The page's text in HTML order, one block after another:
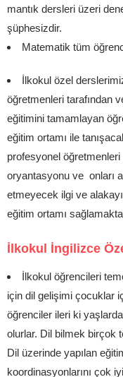
mantık dersleri üzeri
şüphesizdir.
Matematik tüm
İlkokul özel
öğretmenleri tarafından
eğitimini tamamlayan
eğitim ortamı ile
profesyonel
oryantasyonu ve onları
etmeyecek ilgi ve
eğitim ortamı
İlkokul İngilizce
İlkokul öğrencileri
için dil gelişimi çocuklar
öğrenciler ileri ki
olurlar. Dil bilmek birçok
Dil üzerinde yapılan
koordinasyonlarını çok